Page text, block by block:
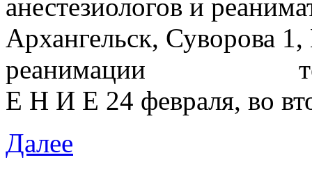
анестезиологов и
Архангельск, Суворова
реанимации тел.
Е Н И Е 24 февраля, во
Далее